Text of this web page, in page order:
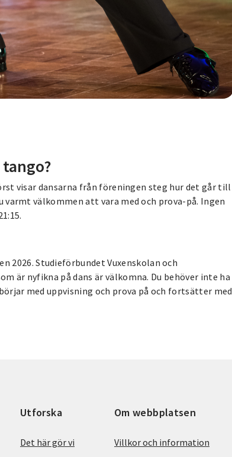
visar dansarna från föreningen steg hur det går till
välkommen att vara med och prova-på. Ingen
2026. Studieförbundet Vuxenskolan och
är nyfikna på dans är välkomna. Du behöver inte ha
med uppvisning och prova på och fortsätter med
Utforska
Det här gör vi
Om webbplatsen
Villkor och information